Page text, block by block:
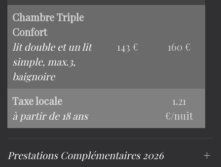
Chambre Triple
Confort
lit double et un lit
simple, max.3,
baignoire
143 € 160 €
Taxe locale
à partir de 18 ans
1.21
€/nuit
Prestations Complémentaires 2026